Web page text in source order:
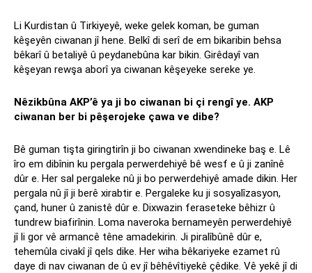
Li Kurdistan û Tirkiyeyê, weke gelek koman, be guman
kêşeyên ciwanan jî hene. Belkî di serî de em bikaribin behsa
bêkarî û betaliyê û peydanebûna kar bikin. Girêdayî van
kêşeyan rewşa aborî ya ciwanan kêşeyeke sereke ye.
Nêzikbûna AKP’ê ya ji bo ciwanan bi çi rengî ye. AKP
ciwanan ber bi pêşerojeke çawa ve dibe?
Bê guman tişta giringtirîn ji bo ciwanan xwendineke baş e. Lê
îro em dibînin ku pergala perwerdehiyê bê wesf e û ji zanînê
dûr e. Her sal pergaleke nû ji bo perwerdehiyê amade dikin. Her
pergala nû jî ji berê xirabtir e. Pergaleke ku ji sosyalîzasyon,
çand, huner û zanistê dûr e. Dixwazin feraseteke bêhizr û
tundrew biafirînin. Loma naveroka bernameyên perwerdehiyê
jî li gor vê armancê têne amadekirin. Ji piralîbûnê dûr e,
tehemûla civakî jî qels dike. Her wiha bêkariyeke ezamet rû
daye di nav ciwanan de û ev jî bêhêvîtiyekê çêdike. Vê yekê jî di